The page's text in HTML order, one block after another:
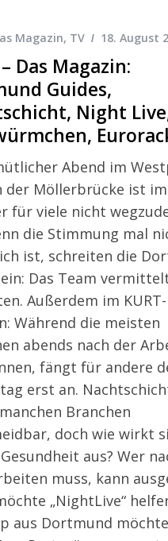
Magazin, TV 18. August
Das Magazin:
Guides,
Night
Abend im
der Möllerbrücke ist im
für viele nicht
die Stimmung mal
ist, schreiten die
Das Team
Außerdem im KURT-
Während die meisten
abends nach der
fängt für andere
erst an.
Branchen
doch wie wirkt
aus? Wer
muss, kann
„NightLive“
aus Dortmund